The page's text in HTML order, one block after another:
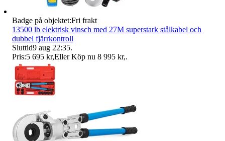
Badge på objektet:Fri frakt
13500 lb elektrisk vinsch med 27M superstark stålkabel och
dubbel fjärrkontroll
Sluttid9 aug 22:35.
Pris:5 695 kr,Eller Köp nu 8 995 kr,.